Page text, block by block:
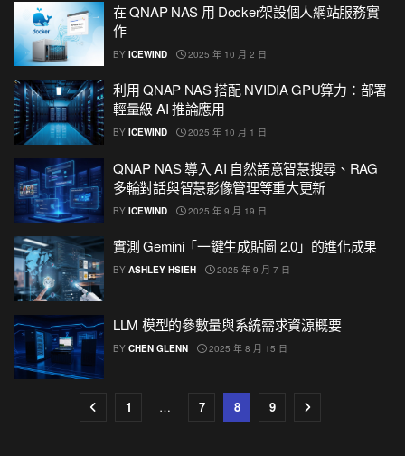
在 QNAP NAS 用 Docker架設個人網站服務實
作
BY ICEWIND 2025 年 10 月 2 日
利用 QNAP NAS 搭配 NVIDIA GPU算力：部署
輕量級 AI 推論應用
BY ICEWIND 2025 年 10 月 1 日
QNAP NAS 導入 AI 自然語意智慧搜尋、RAG
多輪對話與智慧影像管理等重大更新
BY ICEWIND 2025 年 9 月 19 日
實測 Gemini「一鍵生成貼圖 2.0」的進化成果
BY ASHLEY HSIEH 2025 年 9 月 7 日
LLM 模型的參數量與系統需求資源概要
BY CHEN GLENN 2025 年 8 月 15 日
1 … 7 8 9